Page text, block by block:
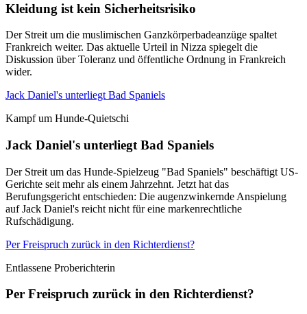
Kleidung ist kein Sicherheitsrisiko
Der Streit um die muslimischen Ganzkörperbadeanzüge spaltet
Frankreich weiter. Das aktuelle Urteil in Nizza spiegelt die
Diskussion über Toleranz und öffentliche Ordnung in Frankreich
wider.
Jack Daniel's unterliegt Bad Spaniels
Kampf um Hunde-Quietschi
Jack Daniel's unterliegt Bad Spaniels
Der Streit um das Hunde-Spielzeug "Bad Spaniels" beschäftigt US-
Gerichte seit mehr als einem Jahrzehnt. Jetzt hat das
Berufungsgericht entschieden: Die augenzwinkernde Anspielung
auf Jack Daniel's reicht nicht für eine markenrechtliche
Rufschädigung.
Per Freispruch zurück in den Richterdienst?
Entlassene Proberichterin
Per Freispruch zurück in den Richterdienst?